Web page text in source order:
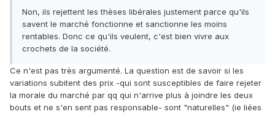
Non, ils rejettent les thèses libérales justement parce qu'ils
savent le marché fonctionne et sanctionne les moins
rentables. Donc ce qu'ils veulent, c'est bien vivre aux
crochets de la société.
Ce n'est pas très argumenté. La question est de savoir si les
variations subitent des prix -qui sont susceptibles de faire rejeter
la morale du marché par qq qui n'arrive plus à joindre les deux
bouts et ne s'en sent pas responsable- sont "naturelles" (ie liées